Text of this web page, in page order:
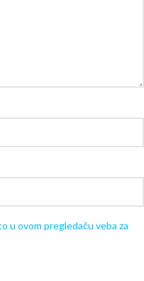
u ovom pregledaču veba za